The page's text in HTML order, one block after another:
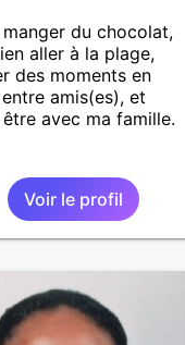
manger du chocolat,
aller à la plage,
des moments en
amis(es), et
avec ma famille.
Voir le profil